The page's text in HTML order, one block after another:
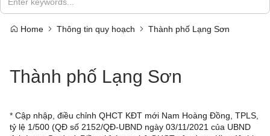
Home Thông tin quy hoạch Thành phố Lạng Sơn
Thành phố Lạng Sơn
* Cập nhập, điều chỉnh QHCT KĐT mới Nam Hoàng Đồng, TPLS,
tỷ lệ 1/500 (QĐ số 2152/QĐ-UBND ngày 03/11/2021 của UBND